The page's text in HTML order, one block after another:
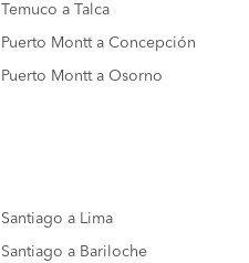
Temuco a Talca
Puerto Montt a Concepción
Puerto Montt a Osorno
Santiago a Lima
Santiago a Bariloche